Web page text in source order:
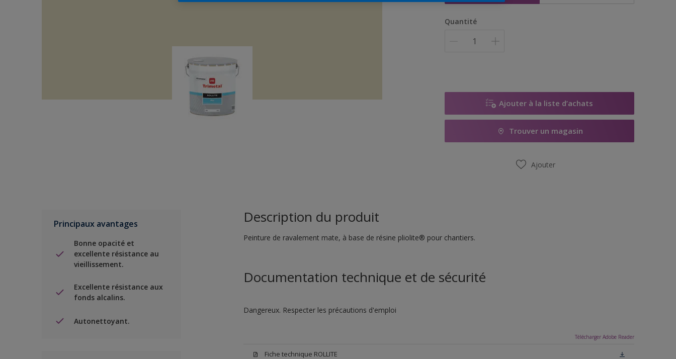
Quantité
Ajouter à la liste d’achats
Trouver un magasin
Ajouter
Principaux avantages
Bonne opacité et
excellente résistance au
vieillissement.
Excellente résistance aux
fonds alcalins.
Autonettoyant.
Description du produit
Peinture de ravalement mate, à base de résine pliolite® pour chantiers.
Documentation technique et de sécurité
Dangereux. Respecter les précautions d'emploi
Télécharger Adobe Reader
Fiche technique ROLLITE